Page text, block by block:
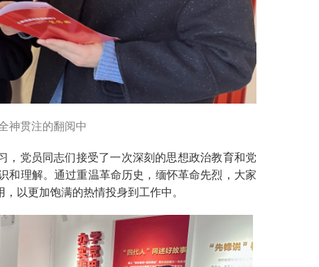
神贯注的翻阅中
党员同志们接受了一次深刻的思想政治教育和党
和理解。通过重温革命历史，缅怀革命先烈，大家
以更加饱满的热情投身到工作中。